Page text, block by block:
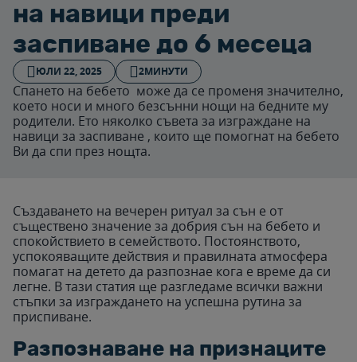
на навици преди
заспиване до 6 месеца
ЮЛИ 22, 2025 2МИНУТИ
Спането на бебето може да се променя значително,
което носи и много безсънни нощи на бедните му
родители. Ето няколко съвета за изграждане на
навици за заспиване , които ще помогнат на бебето
Ви да спи през нощта.
Създаването на вечерен ритуал за сън е от
съществено значение за добрия сън на бебето и
спокойствието в семейството. Постоянството,
успокояващите действия и правилната атмосфера
помагат на детето да разпознае кога е време да си
легне. В тази статия ще разгледаме всички важни
стъпки за изграждането на успешна рутина за
приспиване.
Разпознаване на признаците